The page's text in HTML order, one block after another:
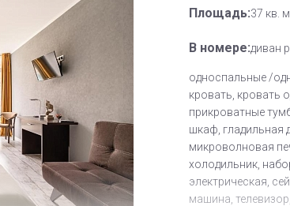
Площадь:37 кв. м.
В номере:диван
односпальные /
кровать, кровать
прикроватные
шкаф, гладильная
микроволновая
холодильник,
электрическая,
машина,